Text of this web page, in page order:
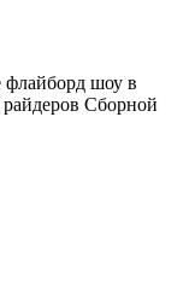
флайборд шоу в
Сборной